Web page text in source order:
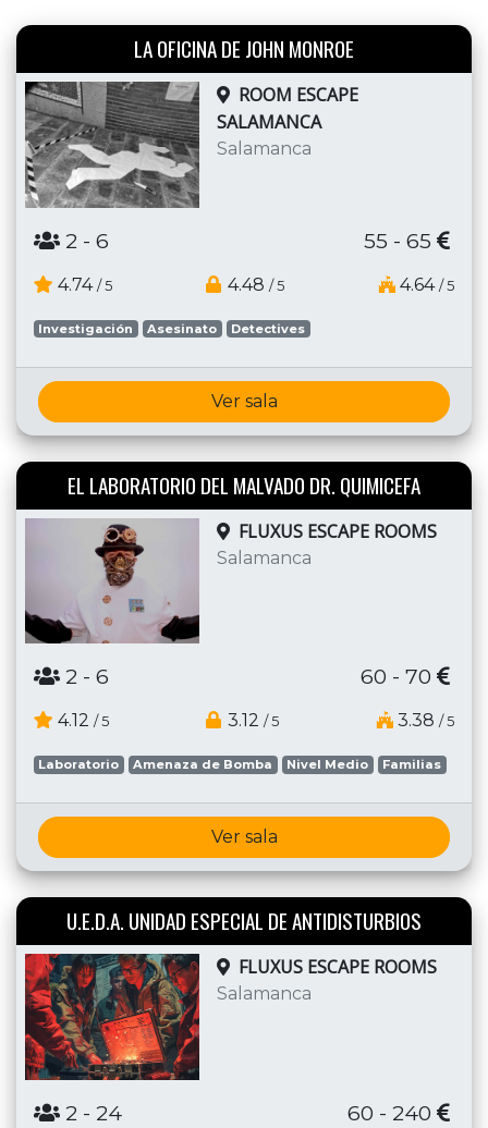
LA OFICINA DE JOHN MONROE
ROOM ESCAPE
SALAMANCA
Salamanca
2 - 6 55 - 65
4.74 / 5 4.48 / 5 4.64 / 5
Investigación Asesinato Detectives
Ver sala
EL LABORATORIO DEL MALVADO DR. QUIMICEFA
FLUXUS ESCAPE ROOMS
Salamanca
2 - 6 60 - 70
4.12 / 5 3.12 / 5 3.38 / 5
Laboratorio Amenaza de Bomba Nivel Medio Familias
Ver sala
U.E.D.A. UNIDAD ESPECIAL DE ANTIDISTURBIOS
FLUXUS ESCAPE ROOMS
Salamanca
2 - 24 60 - 240